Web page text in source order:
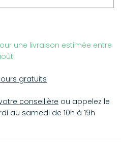
une livraison estimée entre
gratuits
conseillère ou appelez le
au samedi de 10h à 19h